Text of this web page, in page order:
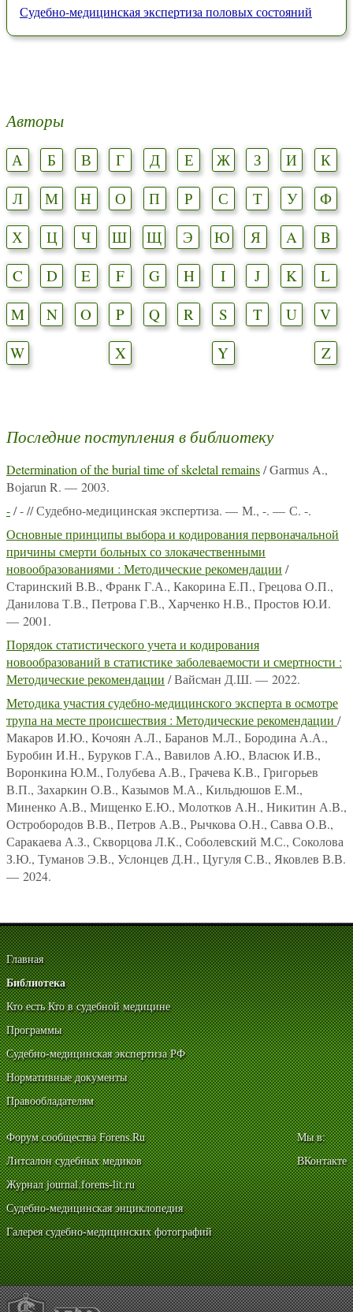
Судебно-медицинская экспертиза половых состояний
Авторы
А Б В Г Д Е Ж З И
К
Л
М Н О П Р С Т У
Ф
Х
Ц Ч Ш Щ Э Ю Я A
B
C
D E F G H I J K
L
M
N O P Q R S T U
V
W
X Y Z
Последние поступления в библиотеку
Determination of the burial time of skeletal remains/ Garmus A.,
Bojarun R. — 2003.
-/ - // Судебно-медицинская экспертиза. — М., -. — С. -.
Основные принципы выбора и кодирования первоначальной
причины смерти больных со злокачественными
новообразованиями : Методические рекомендации /
Старинский В.В., Франк Г.А., Какорина Е.П., Грецова О.П.,
Данилова Т.В., Петрова Г.В., Харченко Н.В., Простов Ю.И.
— 2001.
Порядок статистического учета и кодирования
новообразований в статистике заболеваемости и смертности :
Методические рекомендации / Вайсман Д.Ш. — 2022.
Методика участия судебно-медицинского эксперта в осмотре
трупа на месте происшествия : Методические рекомендации /
Макаров И.Ю., Кочоян А.Л., Баранов М.Л., Бородина А.А.,
Буробин И.Н., Буруков Г.А., Вавилов А.Ю., Власюк И.В.,
Воронкина Ю.М., Голубева А.В., Грачева К.В., Григорьев
В.П., Захаркин О.В., Казымов М.А., Кильдюшов Е.М.,
Миненко А.В., Мищенко Е.Ю., Молотков А.Н., Никитин А.В.,
Остробородов В.В., Петров А.В., Рычкова О.Н., Савва О.В.,
Саракаева А.З., Скворцова Л.К., Соболевский М.С., Соколова
З.Ю., Туманов Э.В., Услонцев Д.Н., Цугуля С.В., Яковлев В.В.
— 2024.
Главная
Библиотека
Кто есть Кто в судебной медицине
Программы
Судебно-медицинская экспертиза РФ
Нормативные документы
Правообладателям
Форум сообщества Forens.Ru
Литсалон судебных медиков
Журнал journal.forens-lit.ru
Судебно-медицинская энциклопедия
Галерея судебно-медицинских фотографий
Мы в:
ВКонтакте